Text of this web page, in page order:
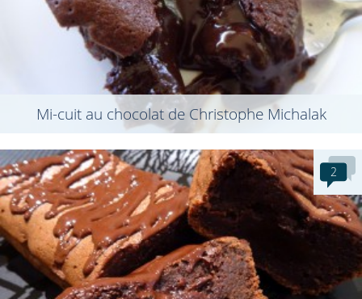
Mi-cuit au chocolat de Christophe Michalak
2